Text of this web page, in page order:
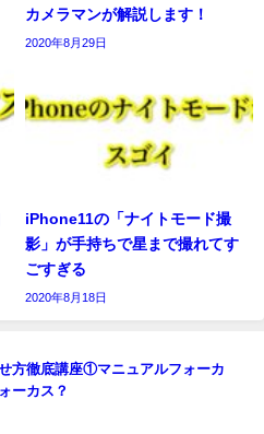
カメラマンが解説します！
2020年8月29日
iPhone11の「ナイトモード撮
影」が手持ちで星まで撮れてす
ごすぎる
2020年8月18日
方徹底講座①マニュアルフォーカ
ーカス？